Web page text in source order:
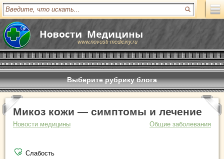
www.novosti-mediciny.ru
Выберите рубрику блога
Микоз кожи — симптомы и лечение
Новости медицины Общие заболевания
Слабость